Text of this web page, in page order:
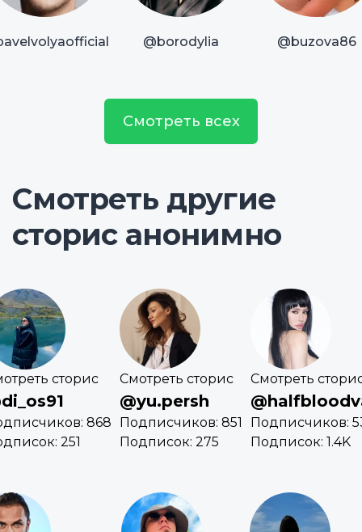
@borodylia @buzova86
Смотреть всех
Смотреть другие
сторис анонимно
сторис
868
251
Смотреть сторис
@yu.persh
Подписчиков: 851
Подписок: 275
Смотреть
Подписчиков:
Подписок: 1.4K